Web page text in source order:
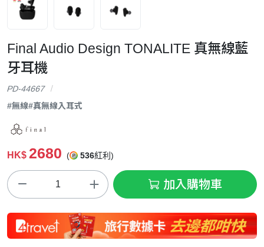
Final Audio Design TONALITE 真無線藍
牙耳機
PD-44667
#無線#真無線入耳式
HK$ 2680 ( 536紅利)
加入購物車